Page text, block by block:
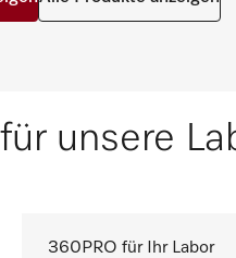
unsere
360PRO für Ihr Labor